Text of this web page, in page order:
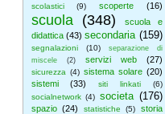
scolastici (9) scoperte (16)
scuola (348)
scuola e
didattica (43) secondaria (159)
segnalazioni (10)
separazione di
miscele
(2) servizi web (27)
sicurezza (4) sistema solare (20)
sistemi
(33) siti linkati
(6)
socialnetwork (4) societa (176)
spazio (24) statistiche (5)
storia